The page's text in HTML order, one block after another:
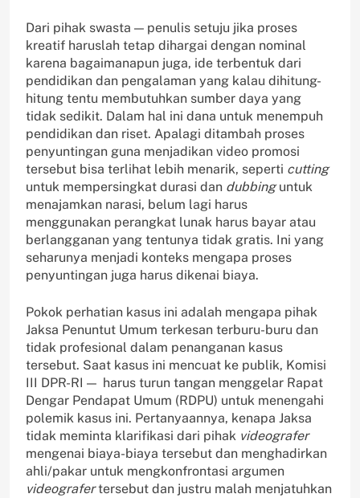
Dari pihak swasta — penulis setuju jika proses
kreatif haruslah tetap dihargai dengan nominal
karena bagaimanapun juga, ide terbentuk dari
pendidikan dan pengalaman yang kalau dihitung-
hitung tentu membutuhkan sumber daya yang
tidak sedikit. Dalam hal ini dana untuk menempuh
pendidikan dan riset. Apalagi ditambah proses
penyuntingan guna menjadikan video promosi
tersebut bisa terlihat lebih menarik, seperti cutting
untuk mempersingkat durasi dan dubbinguntuk
menajamkan narasi, belum lagi harus
menggunakan perangkat lunak harus bayar atau
berlangganan yang tentunya tidak gratis. Ini yang
seharunya menjadi konteks mengapa proses
penyuntingan juga harus dikenai biaya.
Pokok perhatian kasus ini adalah mengapa pihak
Jaksa Penuntut Umum terkesan terburu-buru dan
tidak profesional dalam penanganan kasus
tersebut. Saat kasus ini mencuat ke publik, Komisi
III DPR-RI — harus turun tangan menggelar Rapat
Dengar Pendapat Umum (RDPU) untuk menengahi
polemik kasus ini. Pertanyaannya, kenapa Jaksa
tidak meminta klarifikasi dari pihak videografer
mengenai biaya-biaya tersebut dan menghadirkan
ahli/pakar untuk mengkonfrontasi argumen
videografertersebut dan justru malah menjatuhkan